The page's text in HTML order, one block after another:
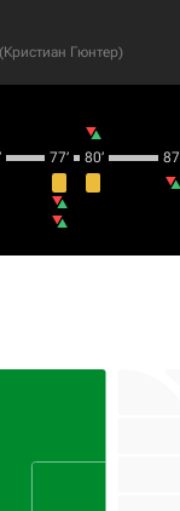
(Кристиан Гюнтер)
77‎’‎ 80‎’‎